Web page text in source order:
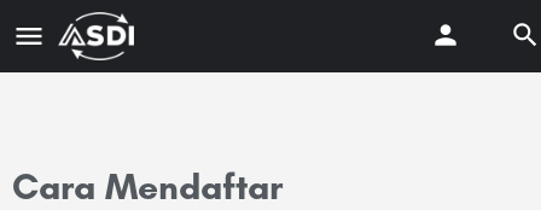
Cara Mendaftar